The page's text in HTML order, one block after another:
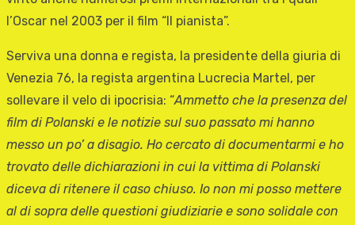
l’Oscar nel 2003 per il film “Il pianista”.
Serviva una donna e regista, la presidente della giuria di
Venezia 76, la regista argentina Lucrecia Martel, per
sollevare il velo di ipocrisia: “Ammetto che la presenza del
film di Polanski e le notizie sul suo passato mi hanno
messo un po’ a disagio. Ho cercato di documentarmi e ho
trovato delle dichiarazioni in cui la vittima di Polanski
diceva di ritenere il caso chiuso. Io non mi posso mettere
al di sopra delle questioni giudiziarie e sono solidale con